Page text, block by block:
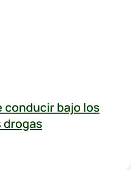
conducir bajo los
drogas